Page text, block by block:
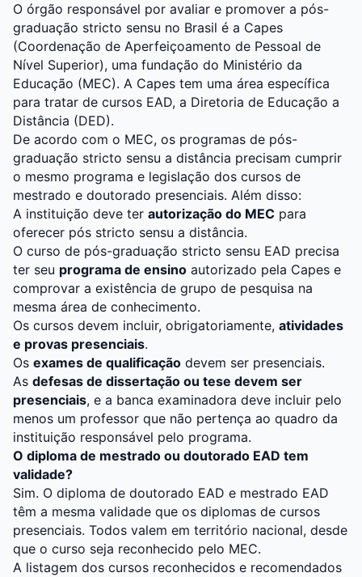
O órgão responsável por avaliar e promover a pós-
graduação stricto sensu no Brasil é a Capes
(Coordenação de Aperfeiçoamento de Pessoal de
Nível Superior), uma fundação do Ministério da
Educação (MEC). A Capes tem uma área específica
para tratar de cursos EAD, a Diretoria de Educação a
Distância (DED).
De acordo com o MEC, os programas de pós-
graduação stricto sensu a distância precisam cumprir
o mesmo programa e legislação dos cursos de
mestrado e doutorado presenciais. Além disso:
A instituição deve ter autorização do MEC para
oferecer pós stricto sensu a distância.
O curso de pós-graduação stricto sensu EAD precisa
ter seu programa de ensino autorizado pela Capes e
comprovar a existência de grupo de pesquisa na
mesma área de conhecimento.
Os cursos devem incluir, obrigatoriamente, atividades
e provas presenciais.
Os exames de qualificação devem ser presenciais.
As defesas de dissertação ou tese devem ser
presenciais, e a banca examinadora deve incluir pelo
menos um professor que não pertença ao quadro da
instituição responsável pelo programa.
O diploma de mestrado ou doutorado EAD tem
validade?
Sim. O diploma de doutorado EAD e mestrado EAD
têm a mesma validade que os diplomas de cursos
presenciais. Todos valem em território nacional, desde
que o curso seja reconhecido pelo MEC.
A listagem dos cursos reconhecidos e recomendados